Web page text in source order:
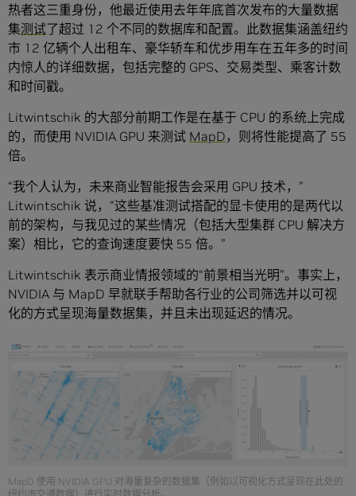
热者这三重身份，他最近使用去年年底首次发布的大量数据
集测试了超过 12 个不同的数据库和配置。此数据集涵盖纽约
市 12 亿辆个人出租车、豪华轿车和优步用车在五年多的时间
内惊人的详细数据，包括完整的 GPS、交易类型、乘客计数
和时间戳。
Litwintschik 的大部分前期工作是在基于 CPU 的系统上完成
的，而使用 NVIDIA GPU 来测试 MapD，则将性能提高了 55
倍。
“我个人认为，未来商业智能报告会采用 GPU 技术，”
Litwintschik 说，“这些基准测试搭配的显卡使用的是两代以
前的架构，与我见过的某些情况（包括大型集群 CPU 解决方
案）相比，它的查询速度要快 55 倍。”
Litwintschik 表示商业情报领域的“前景相当光明”。事实上，
NVIDIA 与 MapD 早就联手帮助各行业的公司筛选并以可视
化的方式呈现海量数据集，并且未出现延迟的情况。
MapD 使用 NVIDIA GPU 对海量复杂的数据集（例如以可视化方式呈现在此处的